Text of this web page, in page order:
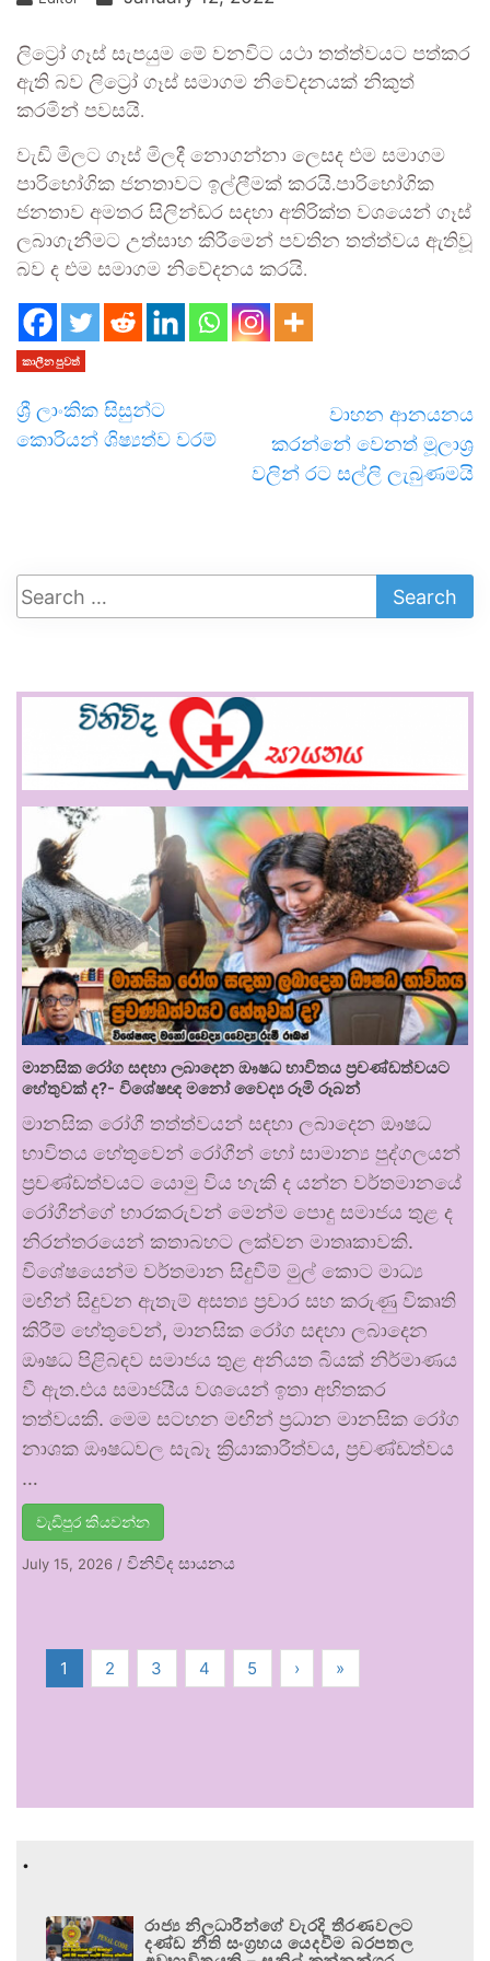
ලිට්‍රෝ ගෑස් සැපයුම මේ වනවිට යථා තත්ත්වයට පත්කර
ඇති බව ලිට්‍රෝ ගෑස් සමාගම නිවේදනයක් නිකුත්
කරමින් පවසයි.
වැඩි මිලට ගෑස් මිලදී නොගන්නා ලෙසද එම සමාගම
පාරිභෝගික ජනතාවට ඉල්ලීමක් කරයි.පාරිභෝගික
ජනතාව අමතර සිලින්ඩර සදහා අතිරික්ත වශයෙන් ගෑස්
ලබාගැනීමට උත්සාහ කිරීමෙන් පවතින තත්ත්වය ඇතිවූ
බව ද එම සමාගම නිවේදනය කරයි.
කාලීන පුවත්
ශ්‍රී ලාංකික සිසුන්ට
කොරියන් ශිෂ්‍යත්ව වරම්
වාහන ආනයනය
කරන්නේ වෙනත් මූලාශ්‍ර
වලින් රට සල්ලි ලැබුණමයි
මානසික රෝග සඳහා ලබාදෙන ඖෂධ භාවිතය ප්‍රචණ්ඩත්වයට
හේතුවක් ද?- විශේෂඥ මනෝ වෛද්‍ය රූමි රූබන්
මානසික රෝගී තත්ත්වයන් සඳහා ලබාදෙන ඖෂධ
භාවිතය හේතුවෙන් රෝගීන් හෝ සාමාන්‍ය පුද්ගලයන්
ප්‍රචණ්ඩත්වයට යොමු විය හැකි ද යන්න වර්තමානයේ
රෝගීන්ගේ භාරකරුවන් මෙන්ම පොදු සමාජය තුළ ද
නිරන්තරයෙන් කතාබහට ලක්වන මාතෘකාවකි.
විශේෂයෙන්ම වර්තමාන සිදුවීම් මුල් කොට මාධ්‍ය
මඟින් සිදුවන ඇතැම් අසත්‍ය ප්‍රචාර සහ කරුණු විකෘති
කිරීම් හේතුවෙන්, මානසික රෝග සඳහා ලබාදෙන
ඖෂධ පිළිබඳව සමාජය තුළ අනියත බියක් නිර්මාණය
වී ඇත.එය සමාජයීය වශයෙන් ඉතා අහිතකර
තත්වයකි. මෙම සටහන මඟින් ප්‍රධාන මානසික රෝග
නාශක ඖෂධවල සැබෑ ක්‍රියාකාරීත්වය, ප්‍රචණ්ඩත්වය
…
වැඩිපුර කියවන්න
July 15, 2026 / විනිවිද සායනය
1 2 3 4 5 › »
.
රාජ්‍ය නිලධාරීන්ගේ වැරදි තීරණවලට
දණ්ඩ නීති සංග්‍රහය යෙදවීම බරපතල